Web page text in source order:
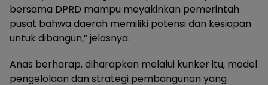
bersama DPRD mampu meyakinkan pemerintah
pusat bahwa daerah memiliki potensi dan kesiapan
untuk dibangun,” jelasnya.
Anas berharap, diharapkan melalui kunker itu, model
pengelolaan dan strategi pembangunan yang